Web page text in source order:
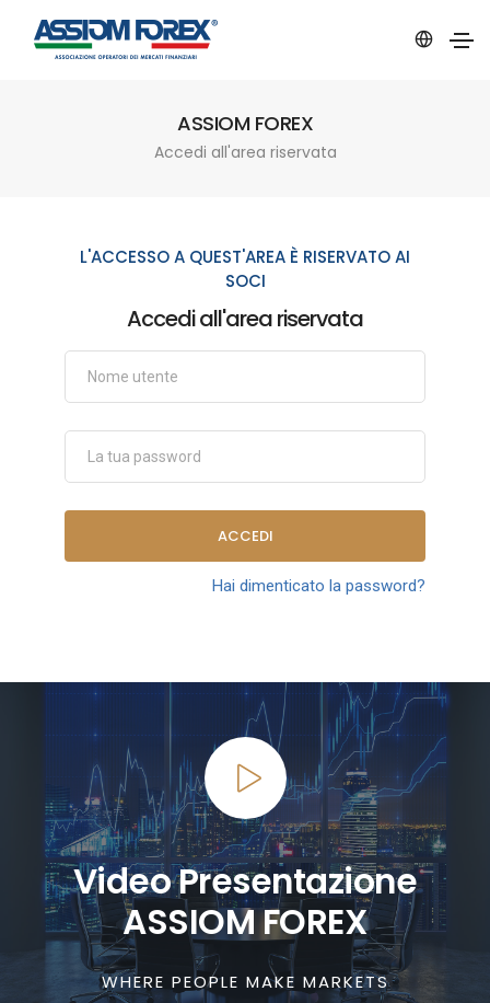
ASSIOM FOREX
Accedi all'area riservata
L'ACCESSO A QUEST'AREA È RISERVATO AI
SOCI
Accedi all'area riservata
ACCEDI
Hai dimenticato la password?
Video Presentazione
ASSIOM FOREX
WHERE PEOPLE MAKE MARKETS